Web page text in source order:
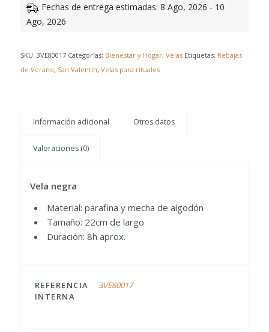
Fechas de entrega estimadas: 8 Ago, 2026 - 10
Ago, 2026
SKU: 3VE80017 Categorías: Bienestar y Hogar, Velas Etiquetas: Rebajas
de Verano, San Valentín, Velas para rituales
Información adicional Otros datos
Valoraciones (0)
Vela negra
Material: parafina y mecha de algodón
Tamaño: 22cm de largo
Duración: 8h aprox.
REFERENCIA
INTERNA
3VE80017